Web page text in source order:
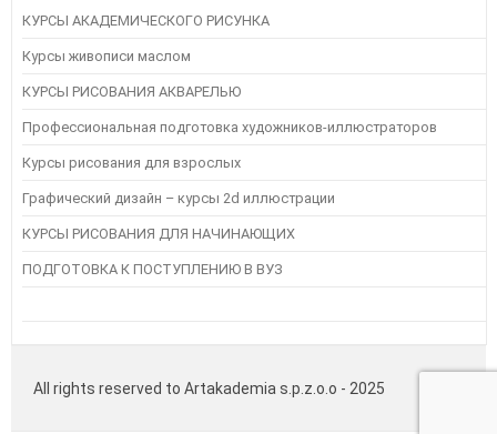
КУРСЫ АКАДЕМИЧЕСКОГО РИСУНКА
Курсы живописи маслом
КУРСЫ РИСОВАНИЯ АКВАРЕЛЬЮ
Профессиональная подготовка художников-иллюстраторов
Курсы рисования для взрослых
Графический дизайн – курсы 2d иллюстрации
КУРСЫ РИСОВАНИЯ ДЛЯ НАЧИНАЮЩИХ
ПОДГОТОВКА К ПОСТУПЛЕНИЮ В ВУЗ
All rights reserved to Artakademia s.p.z.o.o - 2025